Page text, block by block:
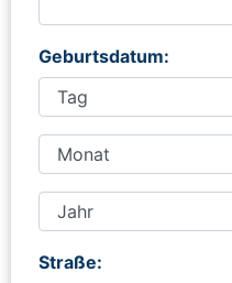
Geburtsdatum:
Straße: